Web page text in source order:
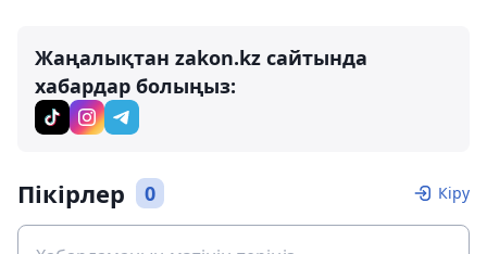
Жаңалықтан zakon.kz сайтында
хабардар болыңыз:
Пікірлер 0 Кіру